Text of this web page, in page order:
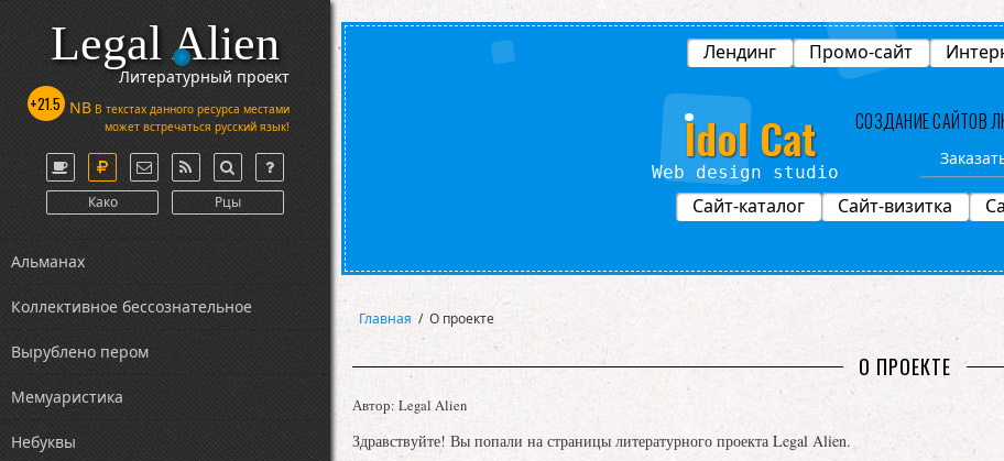
Legal Alien
Литературный проект
+21.5 NB В текстах данного ресурса местами
может встречаться русский язык!
Како Рцы
Альманах
Коллективное бессознательное
Вырублено пером
Мемуаристика
Небуквы
Лендинг Промо-сайт
Idol Cat
Web design studio
СОЗДАНИЕ САЙТОВ
Сайт-каталог Сайт-визитка
Главная / О проекте
О ПРОЕКТЕ
Автор: Legal Alien
Здравствуйте! Вы попали на страницы литературного проекта Legal Alien.